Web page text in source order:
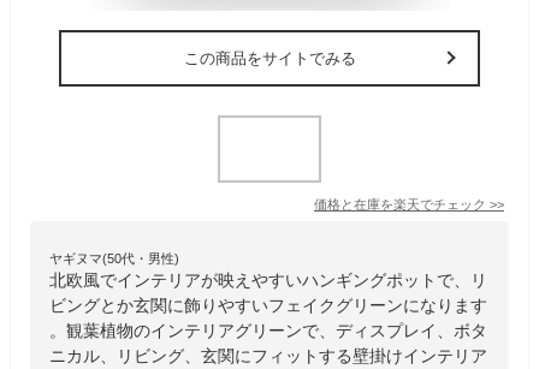
この商品をサイトでみる
価格と在庫を楽天でチェック >>
ヤギヌマ(50代・男性)
北欧風でインテリアが映えやすいハンギングポットで、リ
ビングとか玄関に飾りやすいフェイクグリーンになります
。観葉植物のインテリアグリーンで、ディスプレイ、ボタ
ニカル、リビング、玄関にフィットする壁掛けインテリア